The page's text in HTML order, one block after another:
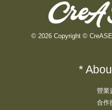
© 2026 Copyright ©
*
營業
合作